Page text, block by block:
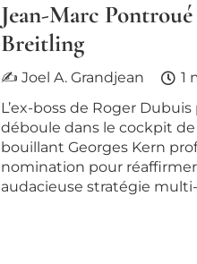
Jean-Marc
Breitling
✍ Joel A. Grandjean
1
L’ex-boss de Roger
déboule dans le cockpit
bouillant Georges Kern
nomination pour réaffirmer
audacieuse stratégie